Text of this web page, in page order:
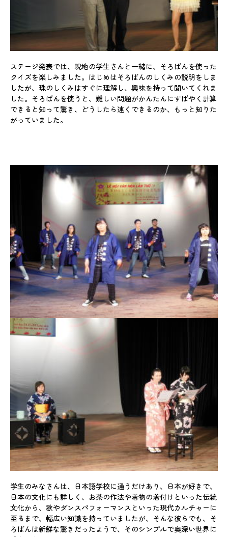
お申込はこちら
ステージ発表では、現地の学生さんと一緒に、そろばんを使った
クイズを楽しみました。はじめはそろばんのしくみの説明をしま
したが、珠のしくみはすぐに理解し、興味を持って聞いてくれま
した。そろばんを使うと、難しい問題がかんたんにすばやく計算
できると知って驚き、どうしたら速くできるのか、もっと知りた
がっていました。
学生のみなさんは、日本語学校に通うだけあり、日本が好きで、
日本の文化にも詳しく、お茶の作法や着物の着付けといった伝統
文化から、歌やダンスパフォーマンスといった現代カルチャーに
至るまで、幅広い知識を持っていましたが、そんな彼らでも、そ
ろばんは新鮮な驚きだったようで、そのシンプルで奥深い世界に